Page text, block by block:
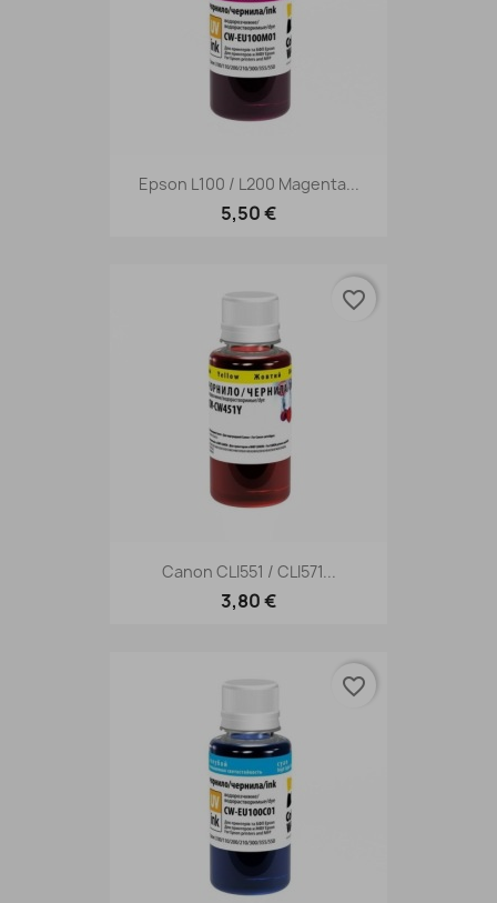
Epson L100 / L200 Magenta...
5,50 €
Canon CLI551 / CLI571...
3,80 €
favorite_border
favorite_border